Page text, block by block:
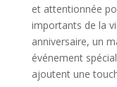
et attentionnée
importants de la
anniversaire, un
événement
ajoutent une